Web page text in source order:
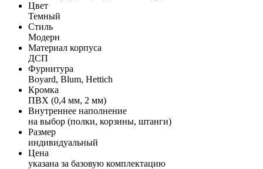
Цвет
Темный
Стиль
Модерн
Материал корпуса
ДСП
Фурнитура
Boyard, Blum, Hettich
Кромка
ПВХ (0,4 мм, 2 мм)
Внутреннее наполнение
на выбор (полки, корзины, штанги)
Размер
индивидуальный
Цена
указана за базовую комплектацию